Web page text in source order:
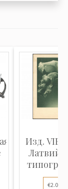
Изд.
ценных
€2.00